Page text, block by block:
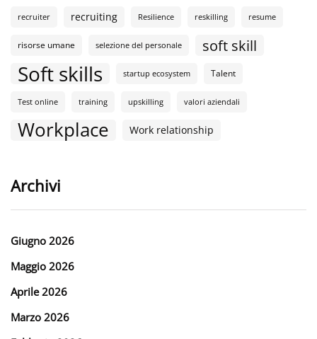
recruiter recruiting Resilience reskilling resume
risorse umane selezione del personale soft skill
Soft skills startup ecosystem Talent
Test online training upskilling valori aziendali
Workplace Work relationship
Archivi
Giugno 2026
Maggio 2026
Aprile 2026
Marzo 2026